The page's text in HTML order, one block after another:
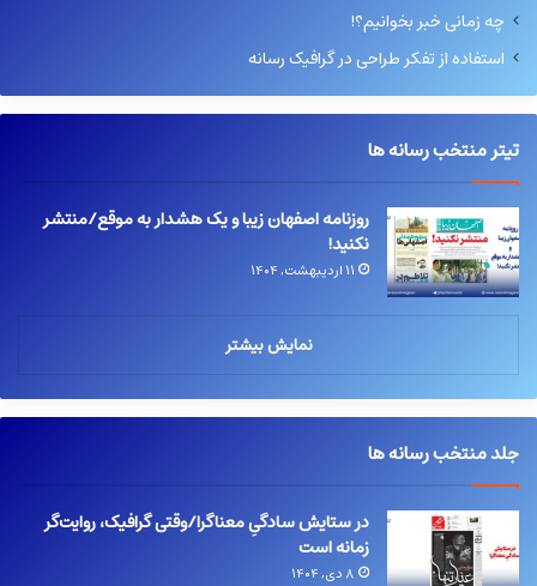
چه زمانی خبر بخوانیم؟!
استفاده از تفکر طراحی در گرافیک رسانه
تیتر منتخب رسانه ها
روزنامه اصفهان زیبا و یک هشدار به موقع/منتشر
نکنید!
۱۱ اردیبهشت, ۱۴۰۴
نمایش بیشتر
جلد منتخب رسانه ها
در ستایش سادگیِ معناگرا/وقتی گرافیک، روایت‌گر
زمانه است
۸ دی, ۱۴۰۴